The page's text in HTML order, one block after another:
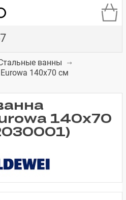
для
ванную
Комоды в
ванную комнату
ванны
140x70 см
140x70